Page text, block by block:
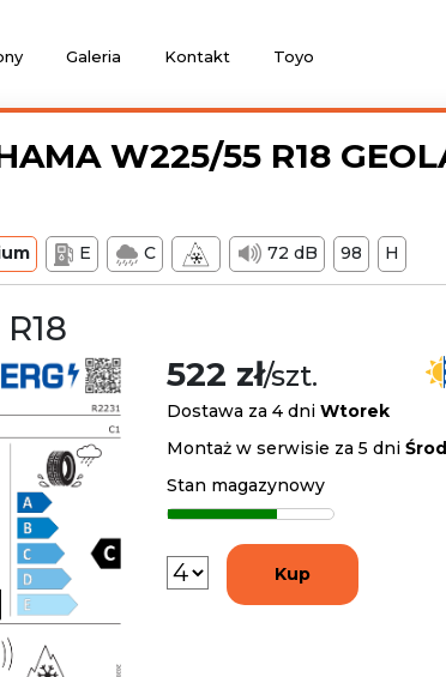
Galeria Kontakt Toyo
W225/55 R18
E C 72 dB 98 H
522 zł/szt.
Dostawa za 4 dni Wtorek
Montaż w serwisie za 5 dni
Stan magazynowy
Kup